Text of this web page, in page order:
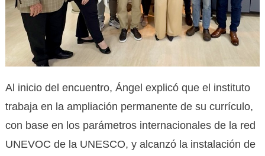
Al inicio del encuentro, Ángel explicó que el instituto
trabaja en la ampliación permanente de su currículo,
con base en los parámetros internacionales de la red
UNEVOC de la UNESCO, y alcanzó la instalación de